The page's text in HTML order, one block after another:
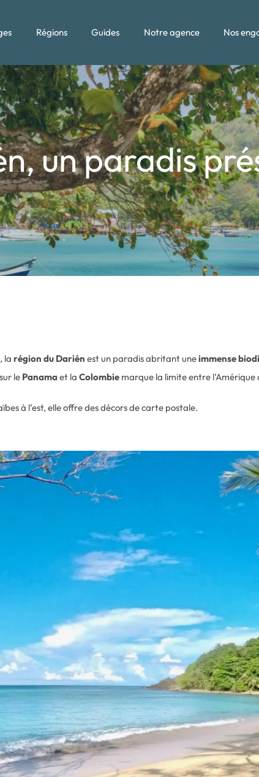
Régions Guides Notre agence Nos
un paradis
larégion du Darién est un paradis abritant uneimmense
le Panama et laColombie marque la limite entre l’Amérique
à l’est, elle offre des décors de carte postale.